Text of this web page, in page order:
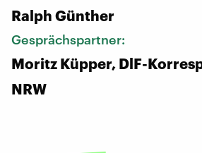
Ralph Günther
Gesprächspartner:
Moritz Küpper, DlF-
NRW